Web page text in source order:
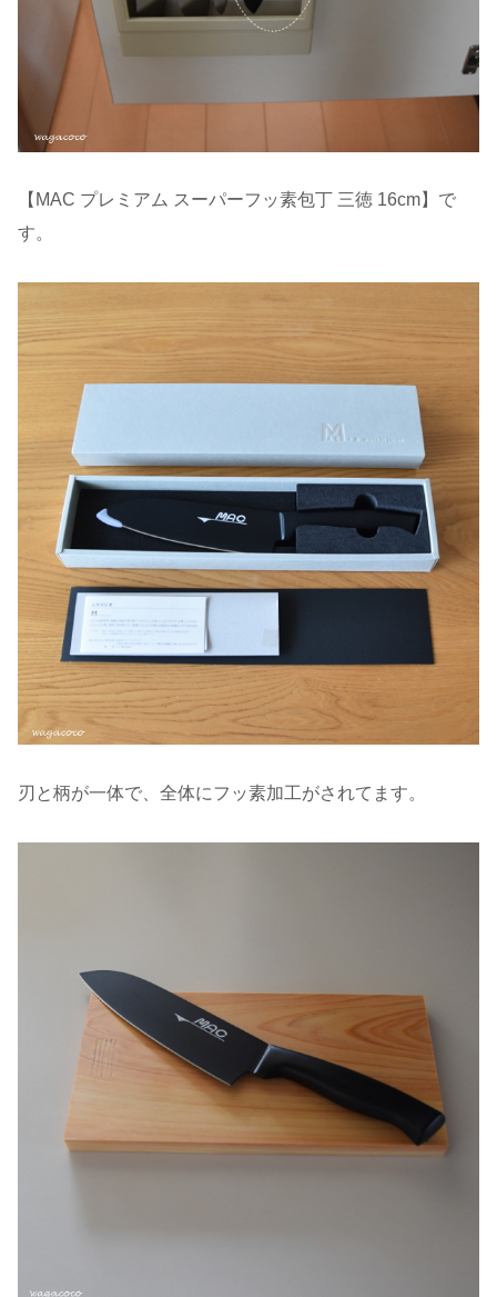
【MAC プレミアム スーパーフッ素包丁 三徳 16cm】で
す。
刃と柄が一体で、全体にフッ素加工がされてます。